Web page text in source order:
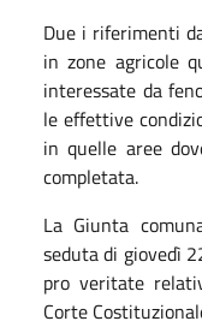
Due i riferimenti
in zone agricole
interessate da
le effettive
in quelle aree
completata.
La Giunta
seduta di giovedì
pro veritate
Corte